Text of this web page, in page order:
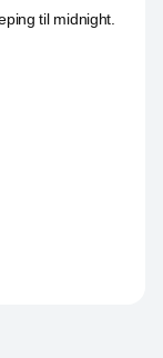
til midnight.